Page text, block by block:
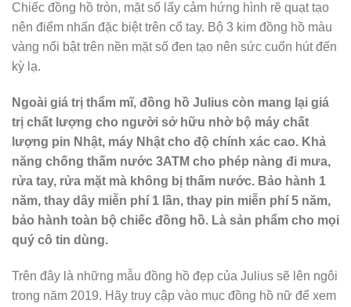
Chiếc đồng hồ tròn, mặt số lấy cảm hứng hình rẽ quạt tạo
nên điểm nhấn đặc biệt trên cổ tay. Bộ 3 kim đồng hồ màu
vàng nổi bật trên nền mặt số đen tạo nên sức cuốn hút đến
kỳ lạ.
Ngoài giá trị thẩm mĩ, đồng hồ Julius còn mang lại giá
trị chất lượng cho người sở hữu nhờ bộ máy chất
lượng pin Nhật, máy Nhật cho độ chính xác cao. Khả
năng chống thấm nước 3ATM cho phép nàng đi mưa,
rửa tay, rửa mặt mà không bị thấm nước. Bảo hành 1
năm, thay dây miễn phí 1 lần, thay pin miễn phí 5 năm,
bảo hành toàn bộ chiếc đồng hồ. Là sản phẩm cho mọi
quý cô tin dùng.
Trên đây là những mẫu đồng hồ đẹp của Julius sẽ lên ngôi
trong năm 2019. Hãy truy cập vào mục đồng hồ nữ để xem